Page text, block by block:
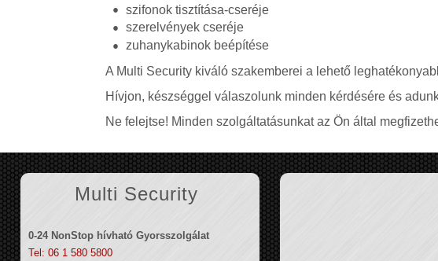
szifonok tisztítása-cseréje
szerelvények cseréje
zuhanykabinok beépítése
A Multi Security kiváló szakemberei a lehető
Hívjon, készséggel válaszolunk minden kérdésére és
Ne felejtse! Minden szolgáltatásunkat az Ön által
Multi Security
0-24 NonStop hívható Gyorsszolgálat
Tel: 06 1 580 5800